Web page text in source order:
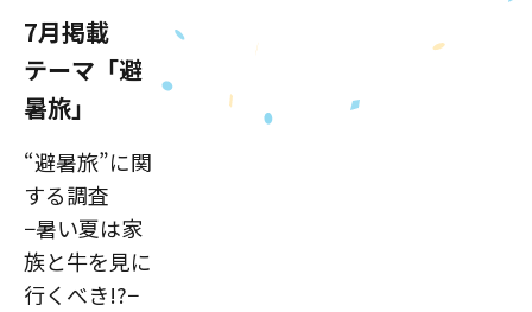
7月掲載
テーマ「避
暑旅」
“避暑旅”に関
する調査
−暑い夏は家
族と牛を見に
行くべき!?−